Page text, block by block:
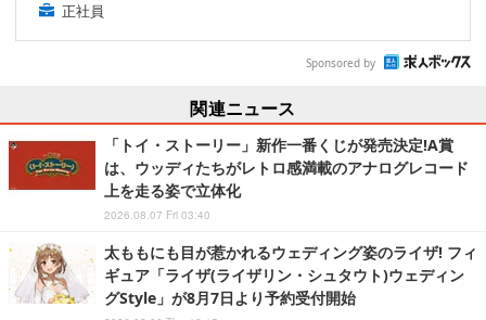
正社員
Sponsored by
関連ニュース
「トイ・ストーリー」新作一番くじが発売決定!A賞
は、ウッディたちがレトロ感満載のアナログレコード
上を走る姿で立体化
2026.08.07 Fri 03:40
太ももにも目が惹かれるウェディング姿のライザ! フィ
ギュア「ライザ(ライザリン・シュタウト)ウェディン
グStyle」が8月7日より予約受付開始